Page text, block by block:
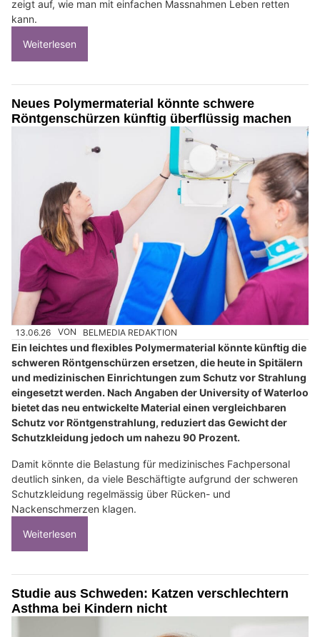
zeigt auf, wie man mit einfachen Massnahmen Leben retten
kann.
Weiterlesen
Neues Polymermaterial könnte schwere
Röntgenschürzen künftig überflüssig machen
13.06.26 VON BELMEDIA REDAKTION
Ein leichtes und flexibles Polymermaterial könnte künftig die
schweren Röntgenschürzen ersetzen, die heute in Spitälern
und medizinischen Einrichtungen zum Schutz vor Strahlung
eingesetzt werden. Nach Angaben der University of Waterloo
bietet das neu entwickelte Material einen vergleichbaren
Schutz vor Röntgenstrahlung, reduziert das Gewicht der
Schutzkleidung jedoch um nahezu 90 Prozent.
Damit könnte die Belastung für medizinisches Fachpersonal
deutlich sinken, da viele Beschäftigte aufgrund der schweren
Schutzkleidung regelmässig über Rücken- und
Nackenschmerzen klagen.
Weiterlesen
Studie aus Schweden: Katzen verschlechtern
Asthma bei Kindern nicht